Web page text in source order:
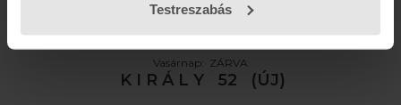
Testreszabás
Vasárnap: ZÁRVA
K I R Á L Y 52 (ÚJ)